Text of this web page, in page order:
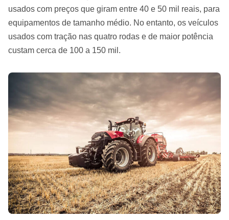
usados com preços que giram entre 40 e 50 mil reais, para
equipamentos de tamanho médio. No entanto, os veículos
usados com tração nas quatro rodas e de maior potência
custam cerca de 100 a 150 mil.